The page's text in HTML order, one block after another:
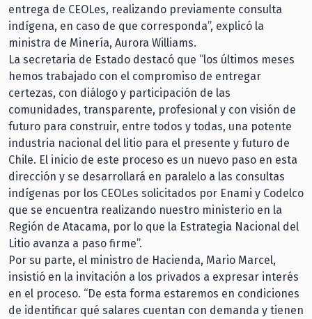
entrega de CEOLes, realizando previamente consulta
indígena, en caso de que corresponda”, explicó la
ministra de Minería, Aurora Williams.
La secretaria de Estado destacó que “los últimos meses
hemos trabajado con el compromiso de entregar
certezas, con diálogo y participación de las
comunidades, transparente, profesional y con visión de
futuro para construir, entre todos y todas, una potente
industria nacional del litio para el presente y futuro de
Chile. El inicio de este proceso es un nuevo paso en esta
dirección y se desarrollará en paralelo a las consultas
indígenas por los CEOLes solicitados por Enami y Codelco
que se encuentra realizando nuestro ministerio en la
Región de Atacama, por lo que la Estrategia Nacional del
Litio avanza a paso firme”.
Por su parte, el ministro de Hacienda, Mario Marcel,
insistió en la invitación a los privados a expresar interés
en el proceso. “De esta forma estaremos en condiciones
de identificar qué salares cuentan con demanda y tienen